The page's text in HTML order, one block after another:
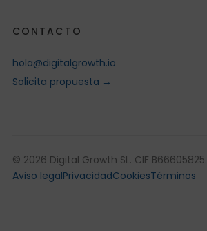
CONTACTO
hola@digitalgrowth.io
Solicita propuesta →
© 2026 Digital Growth SL. CIF B66605825.
Aviso legalPrivacidadCookiesTérminos